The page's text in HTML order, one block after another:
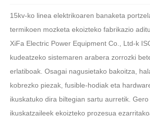
15kv-ko linea elektrikoaren banaketa
termikoen mozketa ekoizteko fabrikazio
XiFa Electric Power Equipment Co., Ltd-k
kudeatzeko sistemaren arabera zorrozki
erlatiboak. Osagai nagusietako bakoitza,
kobrezko piezak, fusible-hodiak eta
ikuskatuko dira biltegian sartu aurretik.
ikuskatzaileek ekoizteko prozesua